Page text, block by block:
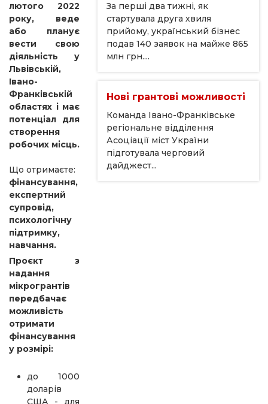
лютого 2022
року, веде
або планує
вести свою
діяльність у
Львівській,
Івано-
Франківській
областях і має
потенціал для
створення
робочих місць.
Що отримаєте:
фінансування,
експертний
супровід,
психологічну
підтримку,
навчання.
Проєкт з
надання
мікрогрантів
передбачає
можливість
отримати
фінансування
у розмірі:
до 1000
доларів
США - для
За перші два тижні, як
стартувала друга хвиля
прийому, український бізнес
подав 140 заявок на майже 865
млн грн....
Нові грантові можливості
Команда Івано-Франківське
регіональне відділення
Асоціації міст України
підготувала черговий
дайджест...